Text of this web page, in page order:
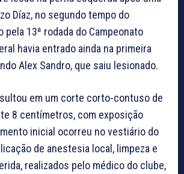
Díaz, no segundo tempo do
13ª rodada do Campeonato
havia entrado ainda na primeira
Alex Sandro, que saiu lesionado.
em um corte corto-contuso de
8 centímetros, com exposição
inicial ocorreu no vestiário do
de anestesia local, limpeza e
realizados pelo médico do clube,